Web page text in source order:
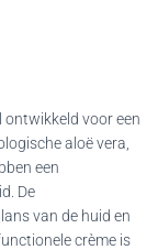
ontwikkeld voor een
aloë vera,
een
De
van de huid en
crème is